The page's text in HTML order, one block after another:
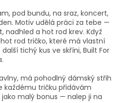
pod bundu, na sraz, koncert,
Motiv udělá práci za tebe —
nadhled a hot rod krev. Když
rod tričko, které má vlastní
tichý kus ve skříni, Built For
má pohodlný dámský střih
každému tričku přidávám
malý bonus — nalep ji na